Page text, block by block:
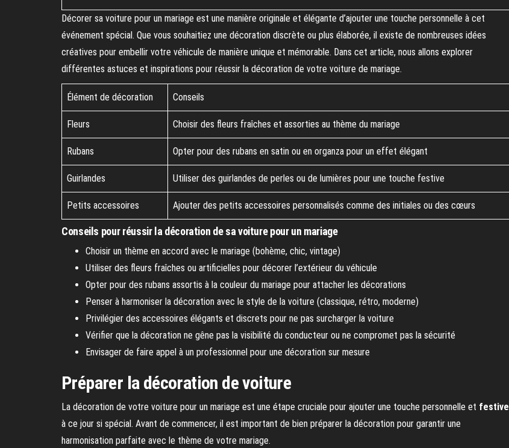
Décorer sa voiture pour un mariage est une manière originale et élégante d’ajouter une touche personnelle à cet
événement spécial. Que vous souhaitiez une décoration discrète ou plus élaborée, il existe de nombreuses idées
créatives pour embellir votre véhicule de manière unique et mémorable. Dans cet article, nous allons explorer
différentes astuces et inspirations pour réussir la décoration de votre voiture de mariage.
Élément de décoration Conseils
Fleurs Choisir des fleurs fraîches et assorties au thème du mariage
Rubans Opter pour des rubans en satin ou en organza pour un effet élégant
Guirlandes Utiliser des guirlandes de perles ou de lumières pour une touche festive
Petits accessoires Ajouter des petits accessoires personnalisés comme des initiales ou des cœurs
Conseils pour réussir la décoration de sa voiture pour un mariage
Choisir un thème en accord avec le mariage (bohème, chic, vintage)
Utiliser des fleurs fraîches ou artificielles pour décorer l’extérieur du véhicule
Opter pour des rubans assortis à la couleur du mariage pour attacher les décorations
Penser à harmoniser la décoration avec le style de la voiture (classique, rétro, moderne)
Privilégier des accessoires élégants et discrets pour ne pas surcharger la voiture
Vérifier que la décoration ne gêne pas la visibilité du conducteur ou ne compromet pas la sécurité
Envisager de faire appel à un professionnel pour une décoration sur mesure
Préparer la décoration de voiture
La décoration de votre voiture pour un mariage est une étape cruciale pour ajouter une touche personnelle et festive
à ce jour si spécial. Avant de commencer, il est important de bien préparer la décoration pour garantir une
harmonisation parfaite avec le thème de votre mariage.